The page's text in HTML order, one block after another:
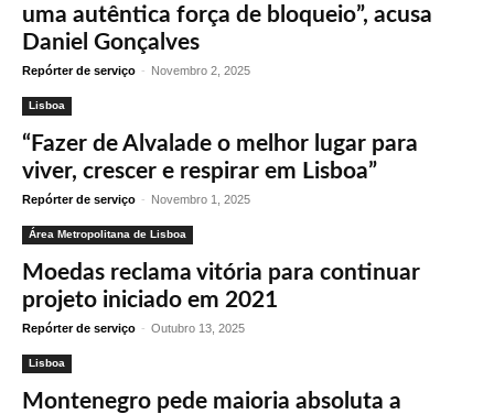
uma autêntica força de bloqueio”, acusa
Daniel Gonçalves
Repórter de serviço - Novembro 2, 2025
Lisboa
“Fazer de Alvalade o melhor lugar para
viver, crescer e respirar em Lisboa”
Repórter de serviço - Novembro 1, 2025
Área Metropolitana de Lisboa
Moedas reclama vitória para continuar
projeto iniciado em 2021
Repórter de serviço - Outubro 13, 2025
Lisboa
Montenegro pede maioria absoluta a